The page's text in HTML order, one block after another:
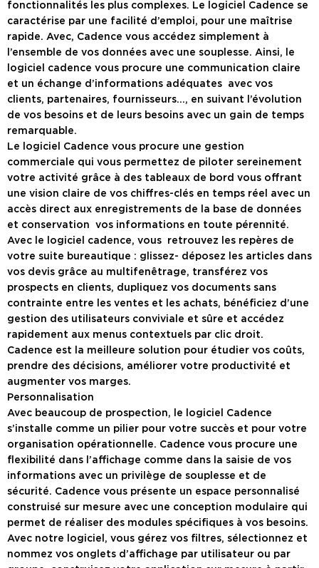
fonctionnalités les plus complexes. Le logiciel Cadence se
caractérise par une facilité d’emploi, pour une maîtrise
rapide. Avec, Cadence vous accédez simplement à
l’ensemble de vos données avec une souplesse. Ainsi, le
logiciel cadence vous procure une communication claire
et un échange d’informations adéquates avec vos
clients, partenaires, fournisseurs…, en suivant l’évolution
de vos besoins et de leurs besoins avec un gain de temps
remarquable.
Le logiciel Cadence vous procure une gestion
commerciale qui vous permettez de piloter sereinement
votre activité grâce à des tableaux de bord vous offrant
une vision claire de vos chiffres-clés en temps réel avec un
accès direct aux enregistrements de la base de données
et conservation vos informations en toute pérennité.
Avec le logiciel cadence, vous retrouvez les repères de
votre suite bureautique : glissez- déposez les articles dans
vos devis grâce au multifenêtrage, transférez vos
prospects en clients, dupliquez vos documents sans
contrainte entre les ventes et les achats, bénéficiez d’une
gestion des utilisateurs conviviale et sûre et accédez
rapidement aux menus contextuels par clic droit.
Cadence est la meilleure solution pour étudier vos coûts,
prendre des décisions, améliorer votre productivité et
augmenter vos marges.
Personnalisation
Avec beaucoup de prospection, le logiciel Cadence
s’installe comme un pilier pour votre succès et pour votre
organisation opérationnelle. Cadence vous procure une
flexibilité dans l’affichage comme dans la saisie de vos
informations avec un privilège de souplesse et de
sécurité. Cadence vous présente un espace personnalisé
construisé sur mesure avec une conception modulaire qui
permet de réaliser des modules spécifiques à vos besoins.
Avec notre logiciel, vous gérez vos filtres, sélectionnez et
nommez vos onglets d’affichage par utilisateur ou par